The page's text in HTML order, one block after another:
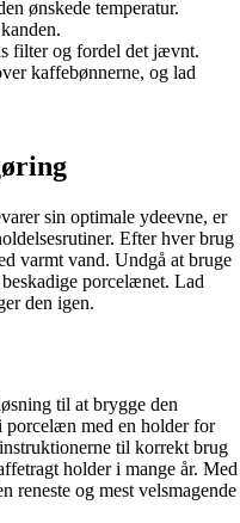
ønskede temperatur.
filter og fordel det jævnt.
kaffebønnerne, og lad
sin optimale ydeevne, er
Efter hver brug
varmt vand. Undgå at bruge
porcelænet. Lad
den igen.
til at brygge den
med en holder for
til korrekt brug
holder i mange år. Med
reneste og mest velsmagende